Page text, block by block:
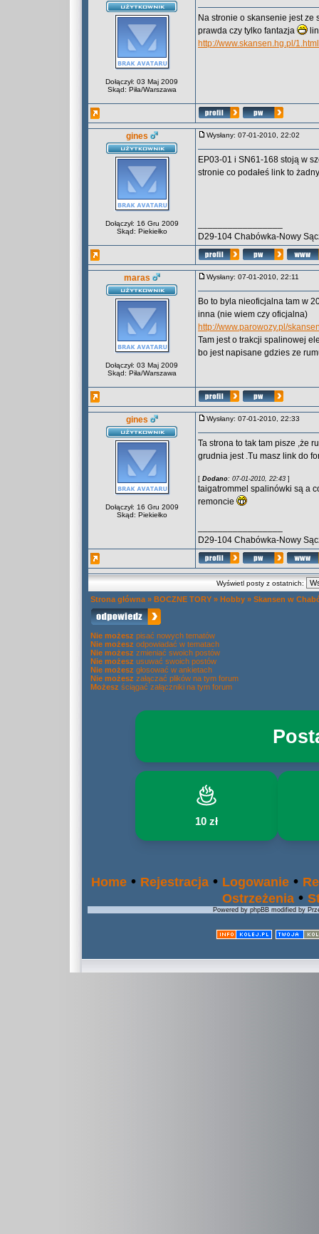
Dołączył: 03 Maj 2009
Skąd: Piła/Warszawa
Na stronie o skansenie jest
prawda czy tylko fantazja
http://www.skansen.hg.pl/1.html
gines
Dołączył: 16 Gru 2009
Skąd: Piekiełko
Wysłany: 07-01-2010, 22:02
EP03-01 i SN61-168 stoją w
stronie co podałeś link to
D29-104 Chabówka-Nowy
maras
Dołączył: 03 Maj 2009
Skąd: Piła/Warszawa
Wysłany: 07-01-2010, 22:11
Bo to byla nieoficjalna tam w
inna (nie wiem czy oficjalna)
http://www.parowozy.pl/
Tam jest o trakcji spalinowej
bo jest napisane gdzies ze
gines
Dołączył: 16 Gru 2009
Skąd: Piekiełko
Wysłany: 07-01-2010, 22:33
Ta strona to tak tam pisze ,że
grudnia jest .Tu masz link do
[ Dodano: 07-01-2010, 22:43 ]
taigatrommel spalinówki są a
remoncie
D29-104 Chabówka-Nowy
Wyświetl posty z ostatnich:
Strona główna » BOCZNE TORY » Hobby » Skansen w
Nie możesz pisać nowych tematów
Nie możesz odpowiadać w tematach
Nie możesz zmieniać swoich postów
Nie możesz usuwać swoich postów
Nie możesz głosować w ankietach
Nie możesz załączać plików na tym forum
Możesz ściągać załączniki na tym forum
10 zł
Home • Rejestracja • Logowanie •
Ostrzeżenia •
Powered by phpBB modified by